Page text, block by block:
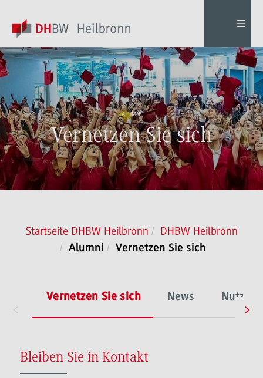
ALUMNI
Vernetzen Sie sich
Startseite DHBW Heilbronn DHBW Heilbronn
Alumni Vernetzen Sie sich
Vernetzen Sie sich News Nutzen
Bleiben Sie in Kontakt